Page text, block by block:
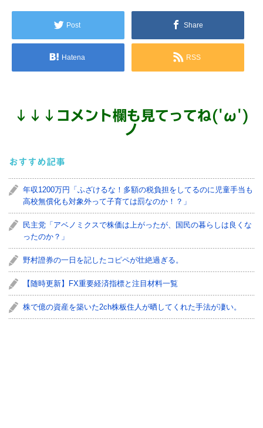
Post Share
Hatena RSS
↓ ↓ ↓ コメント欄も見てってね('ω')
ノ
おすすめ記事
年収1200万円「ふざけるな！多額の税負担をしてるのに児童手当も
高校無償化も対象外って子育ては罰なのか！？」
民主党「アベノミクスで株価は上がったが、国民の暮らしは良くな
ったのか？」
野村證券の一日を記したコピペが壮絶過ぎる。
【随時更新】FX重要経済指標と注目材料一覧
株で億の資産を築いた2ch株板住人が晒してくれた手法が凄い。